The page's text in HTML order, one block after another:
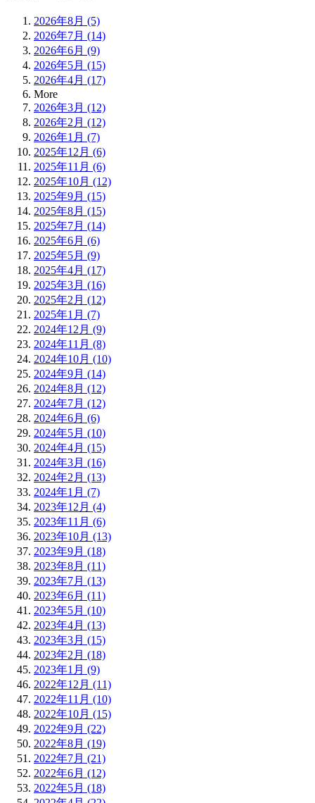
2026年8月 (5)
2026年7月 (14)
2026年6月 (9)
2026年5月 (15)
2026年4月 (17)
More
2026年3月 (12)
2026年2月 (12)
2026年1月 (7)
2025年12月 (6)
2025年11月 (6)
2025年10月 (12)
2025年9月 (15)
2025年8月 (15)
2025年7月 (14)
2025年6月 (6)
2025年5月 (9)
2025年4月 (17)
2025年3月 (16)
2025年2月 (12)
2025年1月 (7)
2024年12月 (9)
2024年11月 (8)
2024年10月 (10)
2024年9月 (14)
2024年8月 (12)
2024年7月 (12)
2024年6月 (6)
2024年5月 (10)
2024年4月 (15)
2024年3月 (16)
2024年2月 (13)
2024年1月 (7)
2023年12月 (4)
2023年11月 (6)
2023年10月 (13)
2023年9月 (18)
2023年8月 (11)
2023年7月 (13)
2023年6月 (11)
2023年5月 (10)
2023年4月 (13)
2023年3月 (15)
2023年2月 (18)
2023年1月 (9)
2022年12月 (11)
2022年11月 (10)
2022年10月 (15)
2022年9月 (22)
2022年8月 (19)
2022年7月 (21)
2022年6月 (12)
2022年5月 (18)